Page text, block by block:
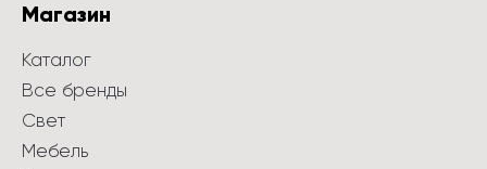
Магазин
Каталог
Все бренды
Свет
Мебель